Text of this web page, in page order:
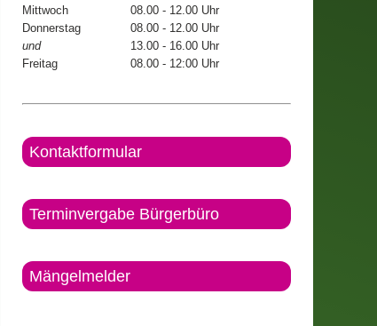
Mittwoch
08.00 - 12.00 Uhr
Donnerstag
08.00 - 12.00 Uhr
und
13.00 - 16.00 Uhr
Freitag
08.00 - 12:00 Uhr
Kontaktformular
Terminvergabe Bürgerbüro
Mängelmelder